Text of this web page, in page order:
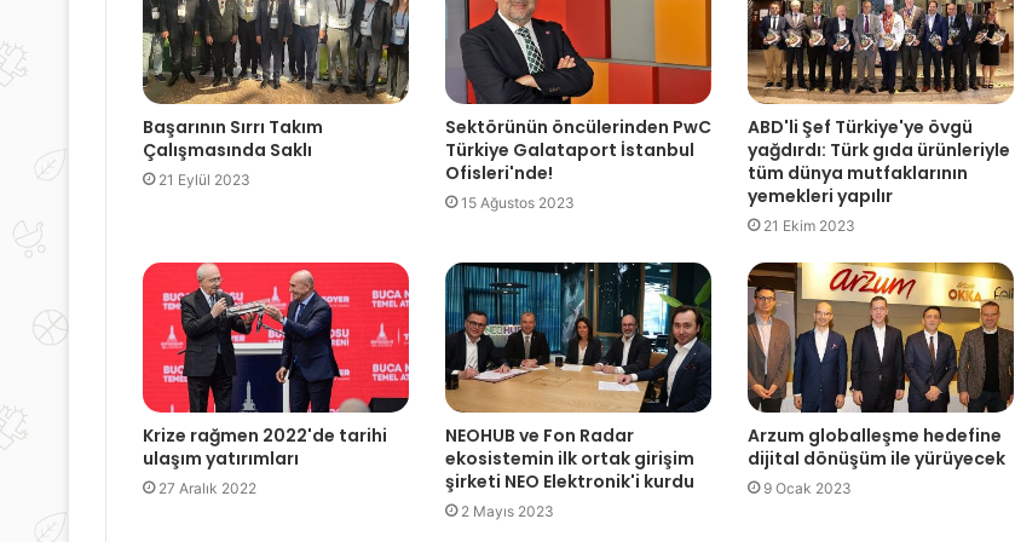
UNDP, Kilis'te 80 küçük işletmeye
180.400 ABD Doları tutarında
“deprem sonrası toparlanma hibesi"
dağıttı
Dubai Ekonomisi 2023'ün İlk
Yarısında %3,2 Büyüdü
Bizim Toptan yılın ilk 9 ayında
cirosunu yüzde 68 artırdı
Adel Kalemcilik, ilk dokuz ayda 409,9
milyon TL kâra ulaştı
Başarının Sırrı Takım
Çalışmasında Saklı
21 Eylül 2023
Sektörünün öncülerinden PwC
Türkiye Galataport İstanbul
Ofisleri'nde!
15 Ağustos 2023
ABD'li Şef Türkiye'ye övgü
yağdırdı: Türk gıda ürünleriyle
tüm dünya mutfaklarının
yemekleri yapılır
21 Ekim 2023
Krize rağmen 2022'de tarihi
ulaşım yatırımları
27 Aralık 2022
NEOHUB ve Fon Radar
ekosistemin ilk ortak girişim
şirketi NEO Elektronik'i kurdu
2 Mayıs 2023
Arzum globalleşme hedefine
dijital dönüşüm ile yürüyecek
9 Ocak 2023